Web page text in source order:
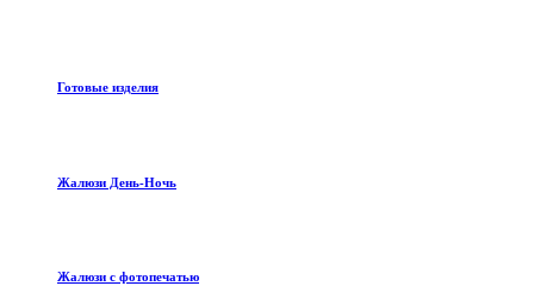
Готовые изделия
Жалюзи День-Ночь
Жалюзи с фотопечатью